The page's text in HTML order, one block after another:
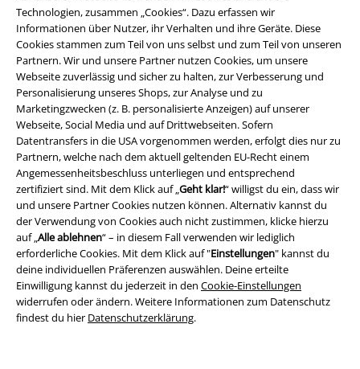
Technologien, zusammen „Cookies“. Dazu erfassen wir
Informationen über Nutzer, ihr Verhalten und ihre Geräte. Diese
Cookies stammen zum Teil von uns selbst und zum Teil von unseren
Partnern. Wir und unsere Partner nutzen Cookies, um unsere
Webseite zuverlässig und sicher zu halten, zur Verbesserung und
Personalisierung unseres Shops, zur Analyse und zu
Marketingzwecken (z. B. personalisierte Anzeigen) auf unserer
Webseite, Social Media und auf Drittwebseiten. Sofern
Datentransfers in die USA vorgenommen werden, erfolgt dies nur zu
Partnern, welche nach dem aktuell geltenden EU-Recht einem
Angemessenheitsbeschluss unterliegen und entsprechend
zertifiziert sind. Mit dem Klick auf „Geht klar!“ willigst du ein, dass wir
und unsere Partner Cookies nutzen können. Alternativ kannst du
der Verwendung von Cookies auch nicht zustimmen, klicke hierzu
auf „Alle ablehnen“ – in diesem Fall verwenden wir lediglich
erforderliche Cookies. Mit dem Klick auf "Einstellungen" kannst du
deine individuellen Präferenzen auswählen. Deine erteilte
Einwilligung kannst du jederzeit in den Cookie-Einstellungen
widerrufen oder ändern. Weitere Informationen zum Datenschutz
findest du hier Datenschutzerklärung.
Rechtliches
AGB
Impressum
Datenschutz
Entsorgung und Umweltschutz